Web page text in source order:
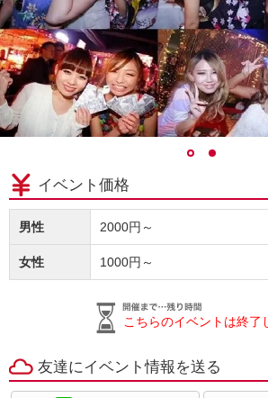
イベント価格
男性 2000円～
女性 1000円～
こちらのイベントは終了
友達にイベント情報を送る